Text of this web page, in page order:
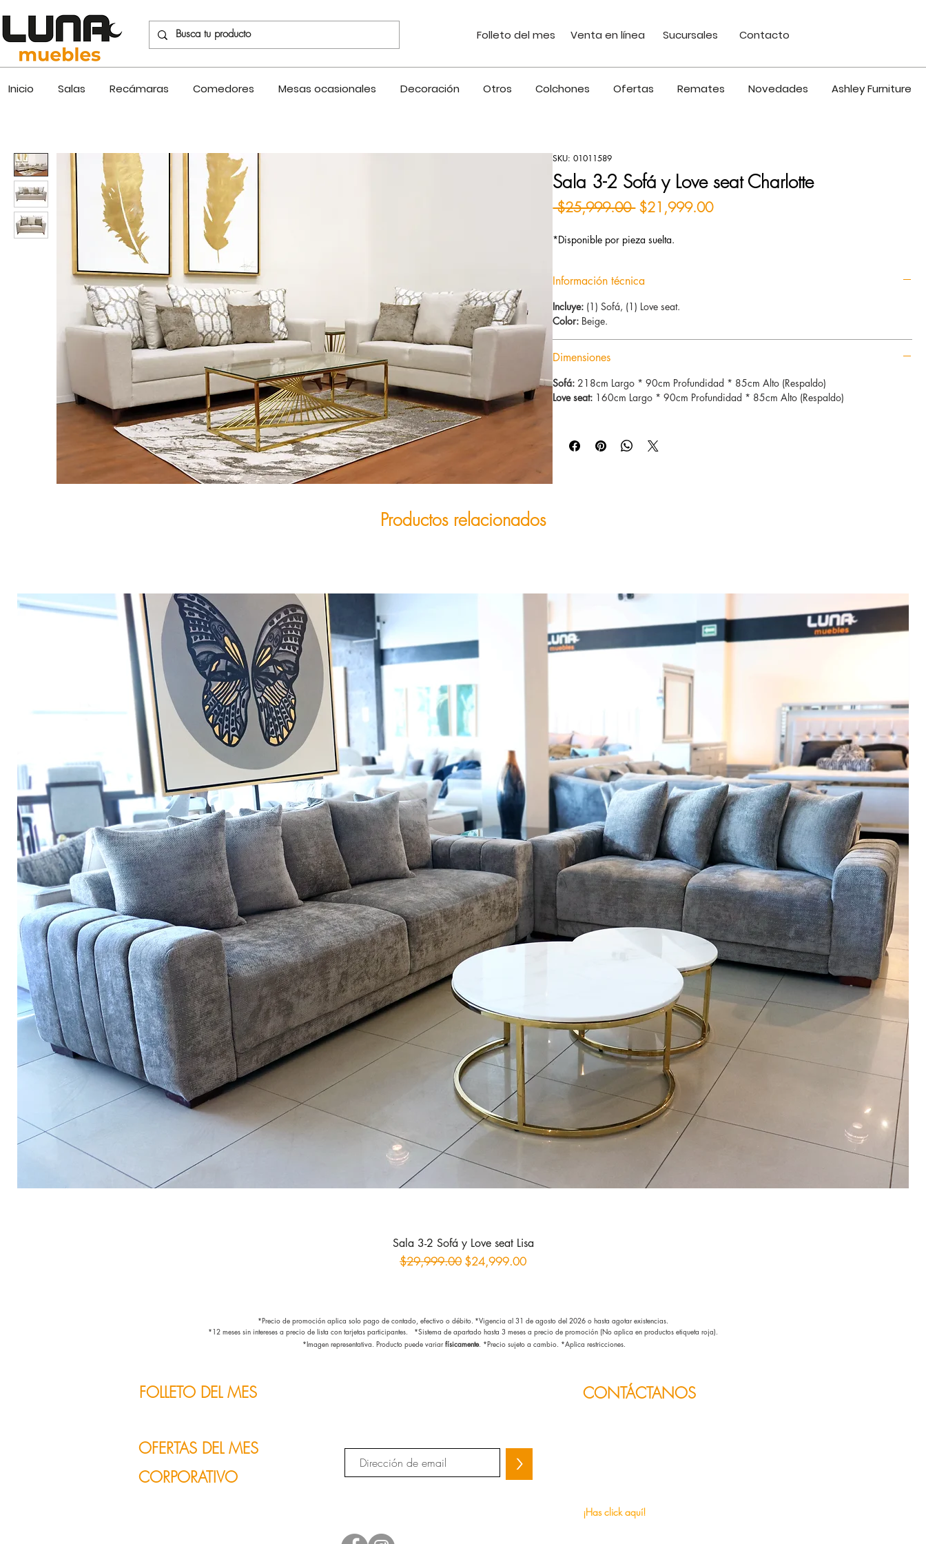
Folleto del mes Venta en línea Sucursales Contacto
Inicio Salas Recámaras Comedores Mesas ocasionales Decoración Otros Colchones Ofertas Remates Novedades Ashley Furniture
SKU: 01011589
Sala 3-2 Sofá y Love seat Charlotte
$25,999.00 Precio
$21,999.00Precio de oferta
*Disponible por pieza suelta.
Información técnica
Incluye: (1) Sofá, (1) Love seat.
Color: Beige.
Dimensiones
Sofá: 218cm Largo * 90cm Profundidad * 85cm Alto (Respaldo)
Love seat: 160cm Largo * 90cm Profundidad * 85cm Alto (Respaldo)
Productos relacionados
Sala 3-2 Sofá y Love seat Lisa
Precio
$29,999.00 Precio de oferta
$24,999.00
*Precio de promoción aplica solo pago de contado, efectivo o débito. *Vigencia al 31 de agosto del 2026 o hasta agotar existencias.
*12 meses sin intereses a precio de lista con tarjetas participantes. *Sistema de apartado hasta 3 meses a precio de promoción (No aplica en productos etiqueta roja).
*Imagen representativa. Producto puede variar físicamente. *Precio sujeto a cambio. *Aplica restricciones.
FOLLETO DEL MES
OFERTAS DEL MES
CORPORATIVO
>
CONTÁCTANOS
¡Has click aquí!